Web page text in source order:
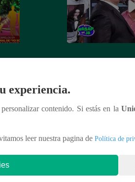
experiencia.
contenido. Si estás en la
leer nuestra pagina de Política de